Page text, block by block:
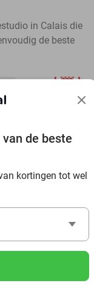
de beste
kortingen tot wel
in Calais die
de beste
inspiratie uit onze